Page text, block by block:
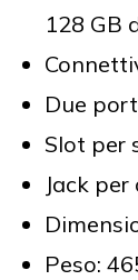
128 GB
Due
Slot per
Jack per
Peso: